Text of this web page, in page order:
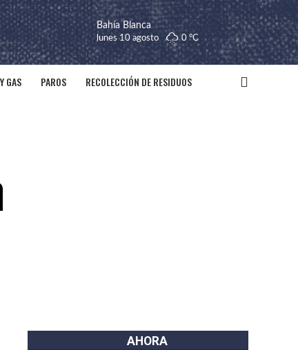
Bahía Blanca
lunes 10 agosto 0 °C
GAS PAROS RECOLECCIÓN DE RESIDUOS
AHORA